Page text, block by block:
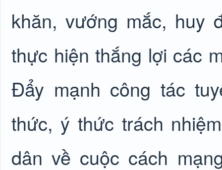
khăn, vướng mắc, huy
thực hiện thắng lợi các
Đẩy mạnh công tác
thức, ý thức trách
dân về cuộc cách